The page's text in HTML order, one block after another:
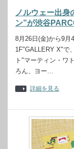
ノルウェー出身
ン”が渋谷
8月26日(金)から9月
1F"GALLERY X"で
ト"マーティン・ワ
ろん、ヨー…
詳細を見る